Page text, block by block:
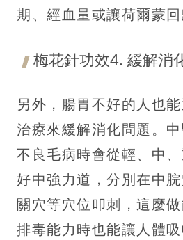
期、經血量或讓荷爾蒙回
梅花針功效4. 緩解消
另外，腸胃不好的人也
治療來緩解消化問題。
不良毛病時會從輕、中
好中強力道，分別在中
關穴等穴位叩刺，這麼
排毒能力時也能讓人體